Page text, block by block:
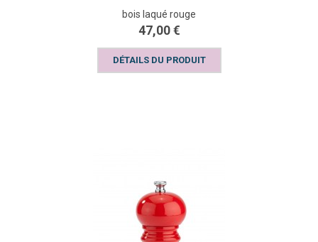
bois laqué rouge
47,00 €
DÉTAILS DU PRODUIT